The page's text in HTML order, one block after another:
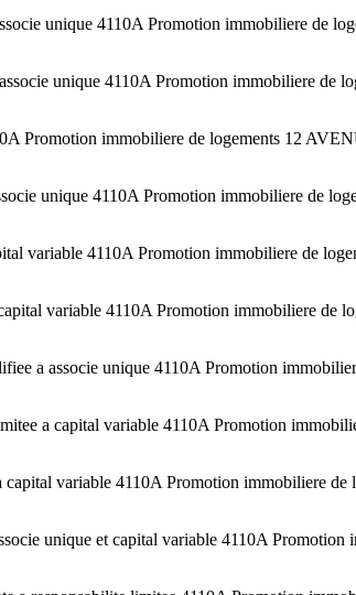
unique 4110A Promotion immobiliere de
unique 4110A Promotion immobiliere
Promotion immobiliere de logements 12
unique 4110A Promotion immobiliere
variable 4110A Promotion immobiliere de
variable 4110A Promotion immobiliere
a associe unique 4110A Promotion
a capital variable 4110A Promotion
variable 4110A Promotion immobiliere
unique et capital variable 4110A